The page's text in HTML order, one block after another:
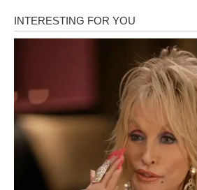
ono što želite ostvariti.